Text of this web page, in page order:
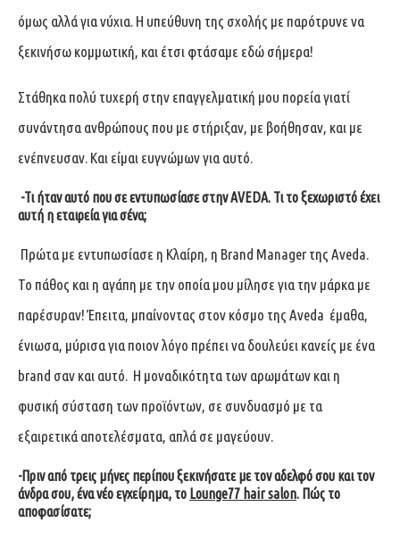
όμως αλλά για νύχια. Η υπεύθυνη της σχολής με παρότρυνε να
ξεκινήσω κομμωτική, και έτσι φτάσαμε εδώ σήμερα!
Στάθηκα πολύ τυχερή στην επαγγελματική μου πορεία γιατί
συνάντησα ανθρώπους που με στήριξαν, με βοήθησαν, και με
ενέπνευσαν. Και είμαι ευγνώμων για αυτό.
-Τι ήταν αυτό που σε εντυπωσίασε στην AVEDA. Τι το ξεχωριστό έχει
αυτή η εταιρεία για σένα;
Πρώτα με εντυπωσίασε η Κλαίρη, η Brand Manager της Aveda.
Το πάθος και η αγάπη με την οποία μου μίλησε για την μάρκα με
παρέσυραν! Έπειτα, μπαίνοντας στον κόσμο της Aveda έμαθα,
ένιωσα, μύρισα για ποιον λόγο πρέπει να δουλεύει κανείς με ένα
brand σαν και αυτό. Η μοναδικότητα των αρωμάτων και η
φυσική σύσταση των προϊόντων, σε συνδυασμό με τα
εξαιρετικά αποτελέσματα, απλά σε μαγεύουν.
-Πριν από τρεις μήνες περίπου ξεκινήσατε με τον αδελφό σου και τον
άνδρα σου, ένα νέο εγχείρημα, το Lounge77 hair salon. Πώς το
αποφασίσατε;